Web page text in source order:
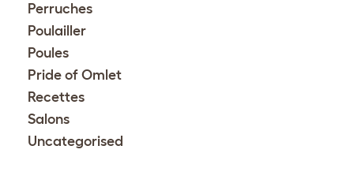
Perruches
Poulailler
Poules
Pride of Omlet
Recettes
Salons
Uncategorised